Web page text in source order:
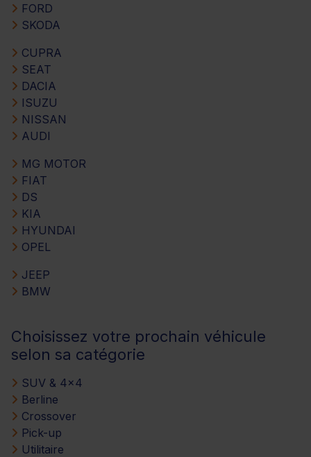
FORD
SKODA
CUPRA
SEAT
DACIA
ISUZU
NISSAN
AUDI
MG MOTOR
FIAT
DS
KIA
HYUNDAI
OPEL
JEEP
BMW
Choisissez votre prochain véhicule
selon sa catégorie
SUV & 4x4
Berline
Crossover
Pick-up
Utilitaire